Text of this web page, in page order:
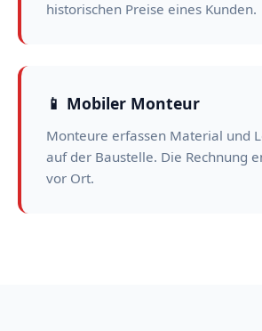
historischen Preise eines Kunden.
📱 Mobiler Monteur
Monteure erfassen Material und
auf der Baustelle. Die Rechnung
vor Ort.